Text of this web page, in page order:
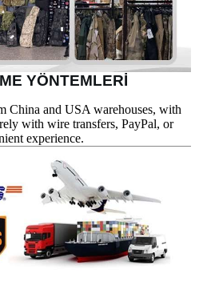
YÖNTEMLERI
China and USA warehouses, with
with wire transfers, PayPal, or
experience.